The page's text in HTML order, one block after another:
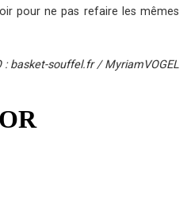
pour ne pas refaire les mêmes
: basket-souffel.fr / MyriamVOGEL